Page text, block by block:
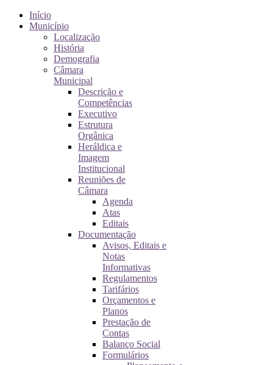
Início
Município
Localização
História
Demografia
Câmara
Municipal
Descrição e
Competências
Executivo
Estrutura
Orgânica
Heráldica e
Imagem
Institucional
Reuniões de
Câmara
Agenda
Atas
Editais
Documentação
Avisos, Editais e
Notas
Informativas
Regulamentos
Tarifários
Orçamentos e
Planos
Prestação de
Contas
Balanço Social
Formulários